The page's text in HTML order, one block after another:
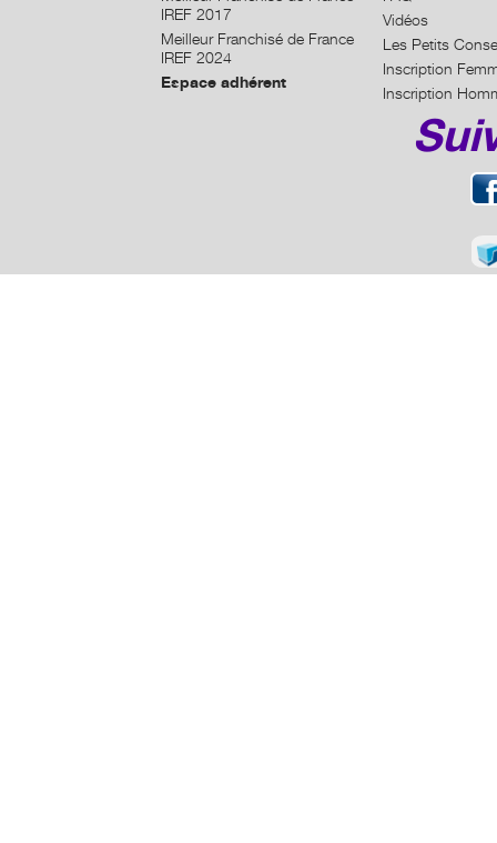
IREF 2017
Meilleur Franchisé de France
IREF 2024
Espace adhérent
Vidéos
Les Petits
Inscription
Inscription